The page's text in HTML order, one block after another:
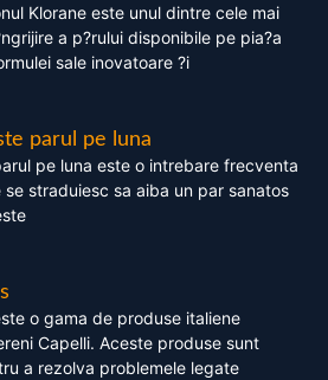
Klorane este unul dintre cele mai
a p?rului disponibile pe pia?a
sale inovatoare ?i
parul pe luna
pe luna este o intrebare frecventa
straduiesc sa aiba un par sanatos
o gama de produse italiene
Capelli. Aceste produse sunt
a rezolva problemele legate